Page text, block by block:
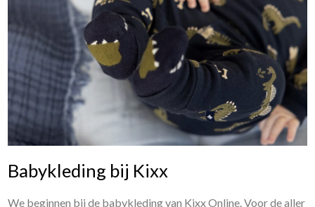
Babykleding bij Kixx
We beginnen bij de babykleding van Kixx Online. Voor de aller